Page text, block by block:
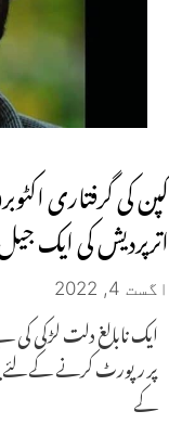
اترپردیش کی ایک
اگست 4, 2022
ایک نابالغ دلت لڑکی
پر رپورٹ کرنے کے
کے